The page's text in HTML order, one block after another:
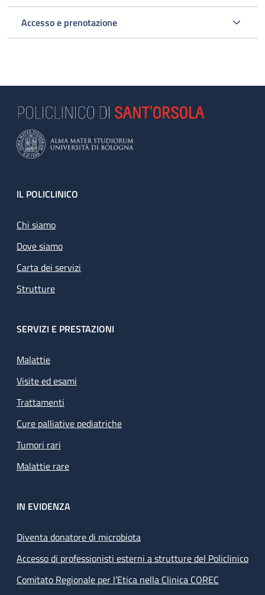
Accesso e prenotazione
Footer
IL POLICLINICO
Chi siamo
Dove siamo
Carta dei servizi
Strutture
SERVIZI E PRESTAZIONI
Malattie
Visite ed esami
Trattamenti
Cure palliative pediatriche
Tumori rari
Malattie rare
IN EVIDENZA
Diventa donatore di microbiota
Accesso di professionisti esterni a strutture del Policlinico
Comitato Regionale per l’Etica nella Clinica COREC